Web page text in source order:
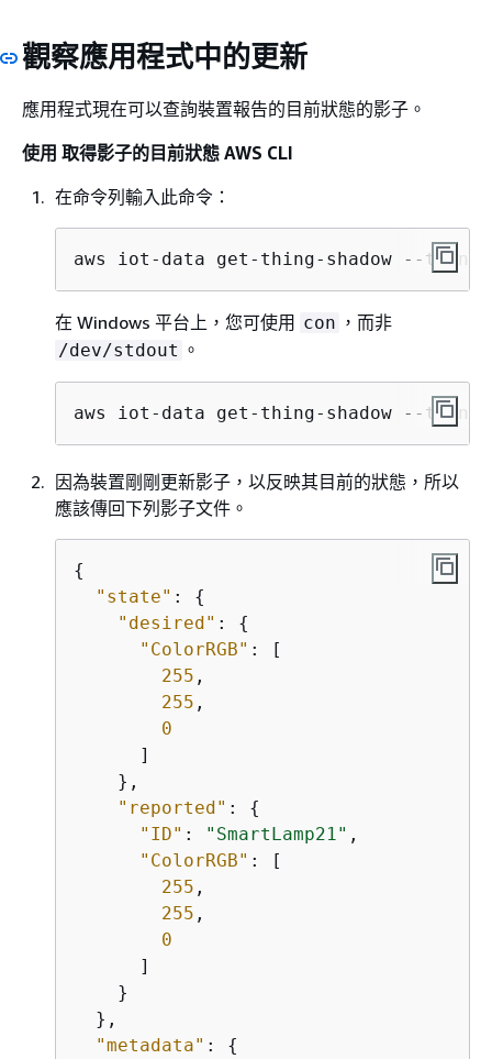
觀察應用程式中的更新
應用程式現在可以查詢裝置報告的目前狀態的影子。
使用 取得影子的目前狀態 AWS CLI
在命令列輸入此命令：
aws iot-data get-thing-shadow --thing-
在 Windows 平台上，您可使用 con ，而非
/dev/stdout 。
aws iot-data get-thing-shadow --thing-
因為裝置剛剛更新影子，以反映其目前的狀態，所以
應該傳回下列影子文件。
{
"state" : {
"desired" : {
"ColorRGB" : [
255 ,
255 ,
0
      ]
    },
"reported" : {
"ID" : "SmartLamp21" ,
"ColorRGB" : [
255 ,
255 ,
0
      ]
    }
  },
"metadata" : {